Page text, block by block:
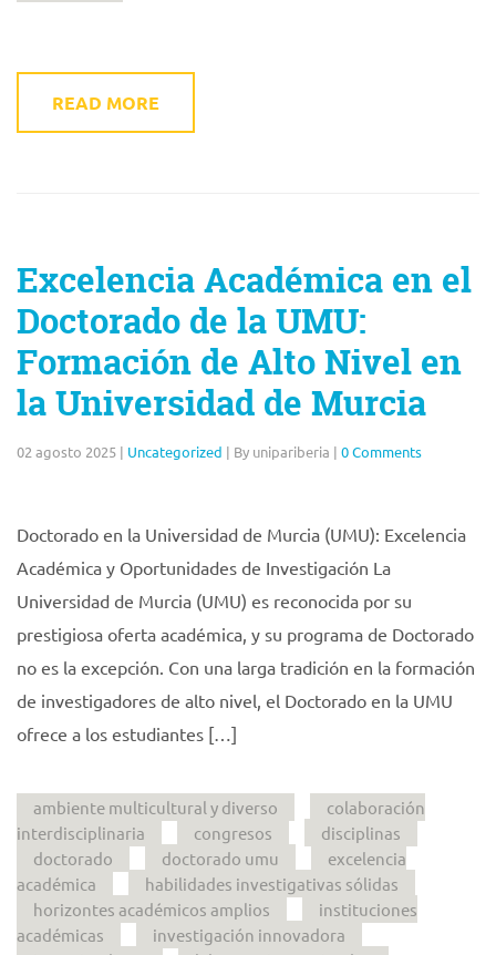
READ MORE
Excelencia Académica en el
Doctorado de la UMU:
Formación de Alto Nivel en
la Universidad de Murcia
02 agosto 2025 | Uncategorized | By unipariberia | 0 Comments
Doctorado en la Universidad de Murcia (UMU): Excelencia
Académica y Oportunidades de Investigación La
Universidad de Murcia (UMU) es reconocida por su
prestigiosa oferta académica, y su programa de Doctorado
no es la excepción. Con una larga tradición en la formación
de investigadores de alto nivel, el Doctorado en la UMU
ofrece a los estudiantes […]
ambiente multicultural y diverso
colaboración
interdisciplinaria
congresos
disciplinas
doctorado
doctorado umu
excelencia
académica
habilidades investigativas sólidas
horizontes académicos amplios
instituciones
académicas
investigación innovadora